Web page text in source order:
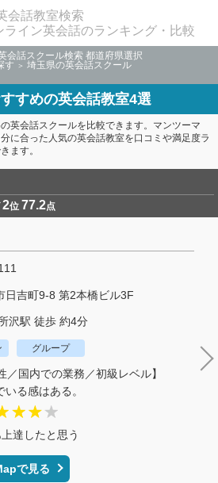
会話教室検索
ライン英会話のランキング・比較
会話スクール検索 都道府県選択
す
埼玉県の英会話スクール
すめの英会話教室4選
英会話スクールを比較できます。マンツーマ
に合った人気の英会話教室を口コミや満足度ラ
ます。
2位 77.2点
日吉町9-8 第2本橋ビル3F
沢駅 徒歩 約4分
グループ
／国内での業務／初級レベル】
る感はある。
上達したと思う
で見る